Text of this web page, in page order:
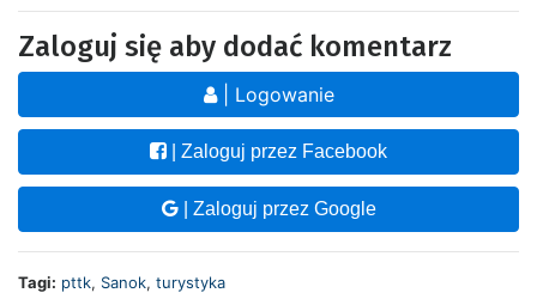
Zaloguj się aby dodać komentarz
| Logowanie
| Zaloguj przez Facebook
| Zaloguj przez Google
Tagi: pttk, Sanok, turystyka